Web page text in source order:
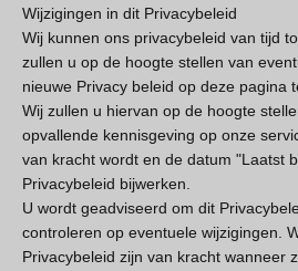
Wijzigingen in dit Privacybeleid
Wij kunnen ons privacybeleid van tijd
zullen u op de hoogte stellen van
nieuwe Privacy beleid op deze pagina
Wij zullen u hiervan op de hoogte
opvallende kennisgeving op onze
van kracht wordt en de datum "Laatst
Privacybeleid bijwerken.
U wordt geadviseerd om dit
controleren op eventuele wijzigingen.
Privacybeleid zijn van kracht wanneer